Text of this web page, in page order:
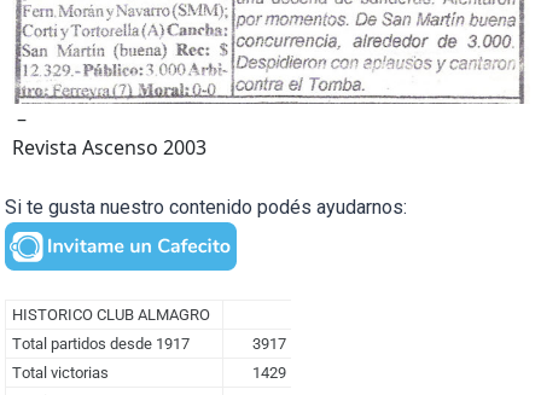
–
Revista Ascenso 2003
Si te gusta nuestro contenido podés ayudarnos: